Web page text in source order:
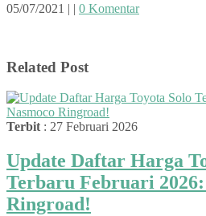
05/07/2021 | | 0 Komentar
Related Post
Terbit : 27 Februari 2026
Update Daftar Harga
Terbaru Februari
Ringroad!